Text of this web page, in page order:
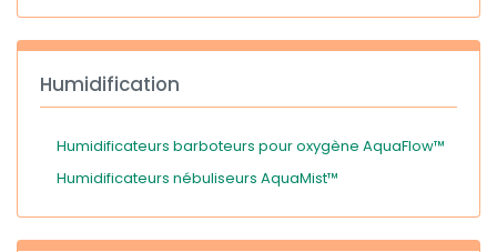
Humidification
Humidificateurs barboteurs pour oxygène AquaFlow™
Humidificateurs nébuliseurs AquaMist™